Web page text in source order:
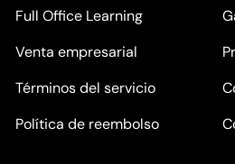
Full Office Learning
Venta empresarial
Términos del servicio
Política de reembolso